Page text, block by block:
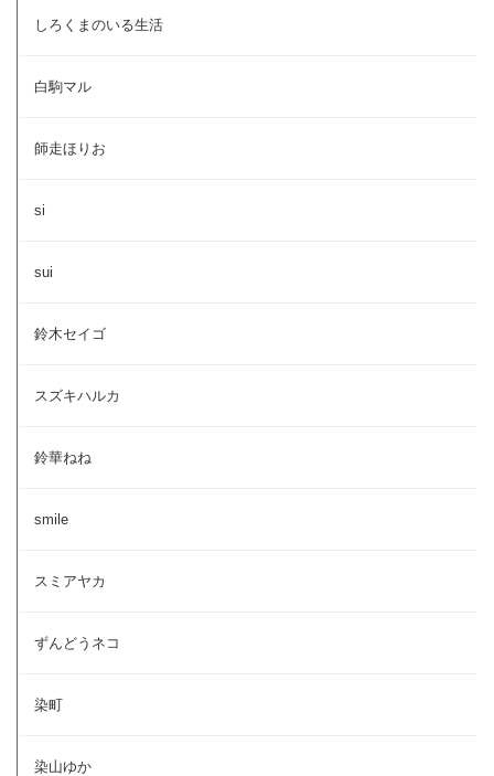
しろくまのいる生活
白駒マル
師走ほりお
si
sui
鈴木セイゴ
スズキハルカ
鈴華ねね
smile
スミアヤカ
ずんどうネコ
染町
染山ゆか